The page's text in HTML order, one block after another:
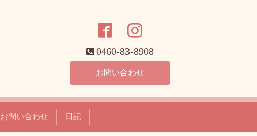
0460-83-8908
お問い合わせ
お問い合わせ 日記